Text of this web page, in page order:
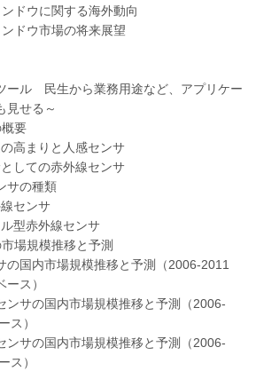
ドウに関する海外動向
ドウ市場の将来展望
ール 民生から業務用途など、アプリケー
見せる～
要
高まりと人感センサ
しての赤外線センサ
サの種類
センサ
型赤外線センサ
場規模推移と予測
の国内市場規模推移と予測（2006-2011
ス）
ンサの国内市場規模推移と予測（2006-
ス）
ンサの国内市場規模推移と予測（2006-
ス）